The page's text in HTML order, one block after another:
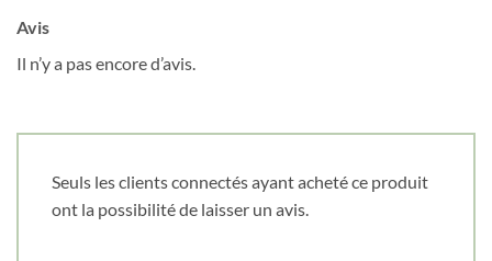
Avis
Il n’y a pas encore d’avis.
Seuls les clients connectés ayant acheté ce produit
ont la possibilité de laisser un avis.